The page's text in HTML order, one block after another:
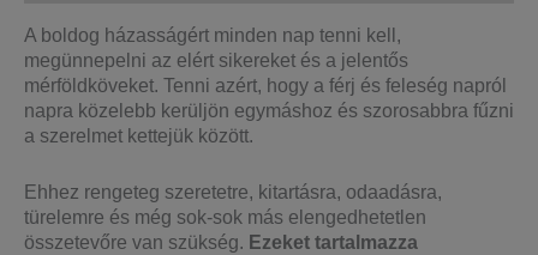
A boldog házasságért minden nap tenni kell,
megünnepelni az elért sikereket és a jelentős
mérföldköveket. Tenni azért, hogy a férj és feleség napról
napra közelebb kerüljön egymáshoz és szorosabbra fűzni
a szerelmet kettejük között.
Ehhez rengeteg szeretetre, kitartásra, odaadásra,
türelemre és még sok-sok más elengedhetetlen
összetevőre van szükség. Ezeket tartalmazza